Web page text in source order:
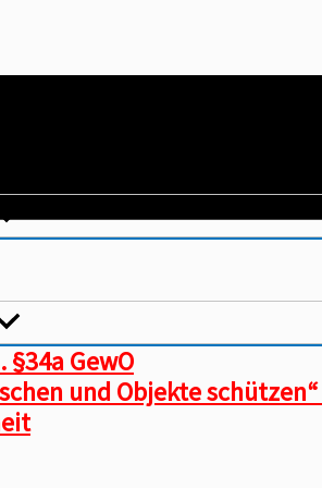
GewO
und Objekte schützen“